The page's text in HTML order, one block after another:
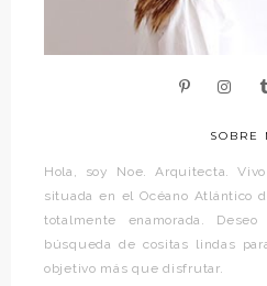
SOBRE
Hola, soy Noe. Arquitecta.
situada en el Océano Atlántico
totalmente enamorada.
búsqueda de cositas lindas
objetivo más que disfrutar.